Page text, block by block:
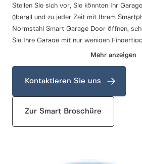
Stellen Sie sich vor, Sie könnten Ihr
überall und zu jeder Zeit mit Ihrem
Normstahl Smart Garage Door öffnen,
Sie Ihre Garage mit nur wenigen
Ganz gleich, ob Sie mit den Händen voller
und erleben Sie die perfekte Mischung
Sicherheit und modernem Design. Ihr
Mehr anzeigen
Kontaktieren Sie uns
Zur Smart Broschüre